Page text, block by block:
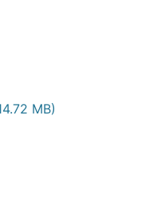
MB)